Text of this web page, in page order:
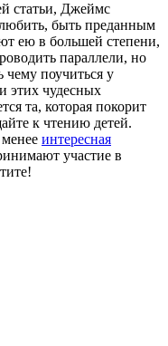
статьи, Джеймс
быть преданным
ею в большей степени,
параллели, но
чему поучиться у
этих чудесных
та, которая покорит
к чтению детей.
интересная
участие в